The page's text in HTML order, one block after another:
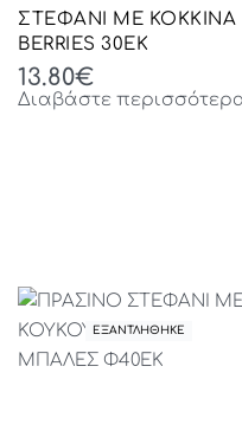
ΣΤΕΦΑΝΙ ΜΕ ΚΟΚΚΙΝΑ
BERRIES 30ΕΚ
13.80€
Διαβάστε
ΕΞΑΝΤΛΗΘΗΚΕ